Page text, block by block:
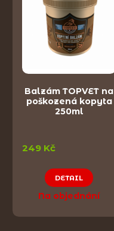
Balzám TOPVET na
poškozená kopyta
250ml
249 Kč
DETAIL
Na objednání